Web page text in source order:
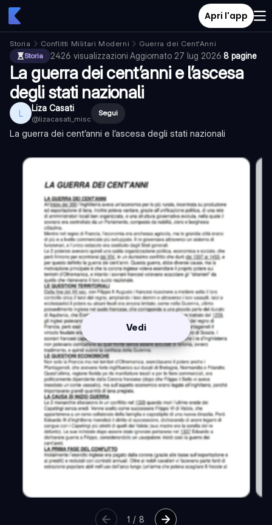
Apri l'app
Storia Conflitti Militari Moderni
Guerra dei Cent'Anni
Storia
2426 visualizzazioni·Aggiornato 27 lug 2026·8 pagine
La guerra dei cent’anni e l’ascesa
degli stati nazionali
L Liza Casati
@lizacasati_misc
Segui
La guerra dei cent’anni e l’ascesa degli stati nazionali
Vedi
1 / 8